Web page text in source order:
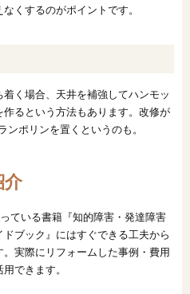
くするのがポイントです。
く場合、天井を補強してハンモッ
るという方法もあります。改修が
ポリンを置くというのも。
介
ている書籍『知的障害・発達障害
ブック』にはすぐできる工夫から
実際にリフォームした事例・費用
できます。